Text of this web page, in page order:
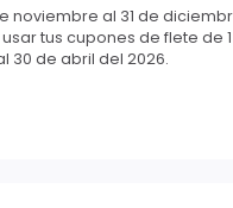
noviembre al 31 de
tus cupones de flete de 1
30 de abril del 2026.